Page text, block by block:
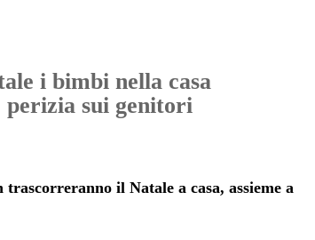
i bimbi nella casa
sui genitori
trascorreranno il Natale a casa, assieme a